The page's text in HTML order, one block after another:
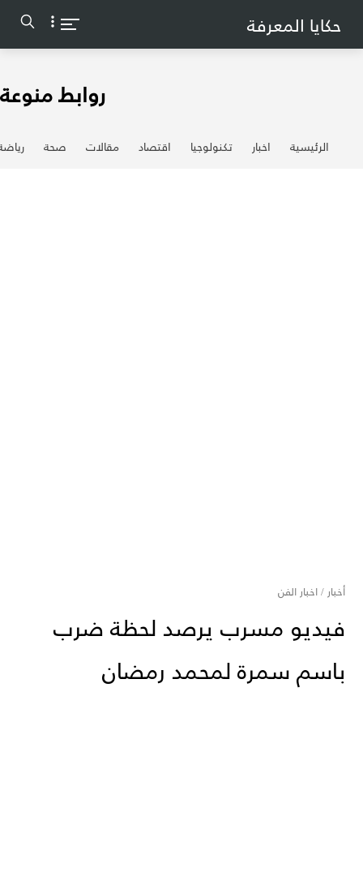
حكايا المعرفة
روابط منوعة
الرئيسية اخبار تكنولوجيا اقتصاد مقالات صحة
أخبار/اخبار الفن
فيديو مسرب يرصد لحظة ضرب
باسم سمرة لمحمد رمضان